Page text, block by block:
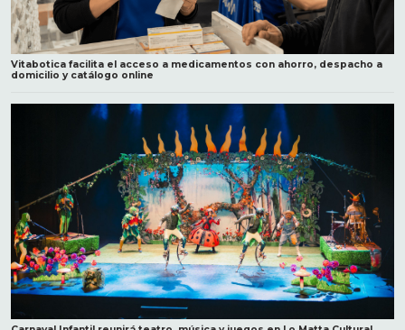
Vitabotica facilita el acceso a medicamentos con ahorro, despacho a
domicilio y catálogo online